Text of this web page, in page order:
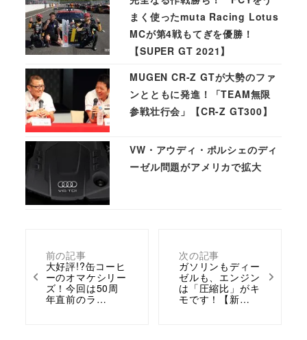
前の記事
大好評!?缶コーヒ
ーのオマケシリー
ズ！今回は50周
年直前のラ…
次の記事
ガソリンもディー
ゼルも、エンジン
は「圧縮比」がキ
モです！【新…
まく使ったmuta Racing Lotus
MCが第4戦もてぎを優勝！
【SUPER GT 2021】
MUGEN CR-Z GTが大勢のファ
ンとともに発進！「TEAM無限
参戦壮行会」【CR-Z GT300】
VW・アウディ・ポルシェのディ
ーゼル問題がアメリカで拡大